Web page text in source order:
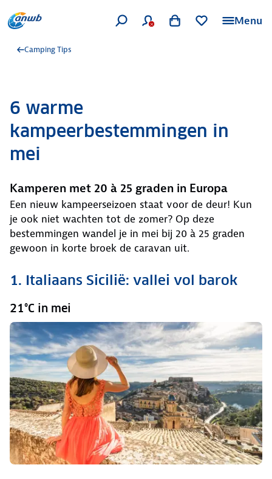
Menu
Camping Tips
6 warme
kampeerbestemmingen in
mei
Kamperen met 20 à 25 graden in Europa
Een nieuw kampeerseizoen staat voor de deur! Kun
je ook niet wachten tot de zomer? Op deze
bestemmingen wandel je in mei bij 20 à 25 graden
gewoon in korte broek de caravan uit.
1. Italiaans Sicilië: vallei vol barok
21°C in mei